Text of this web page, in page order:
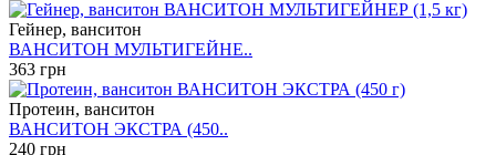
Гейнер, ванситон
ВАНСИТОН МУЛЬТИГЕЙНЕ..
363 грн
Протеин, ванситон
ВАНСИТОН ЭКСТРА (450..
240 грн